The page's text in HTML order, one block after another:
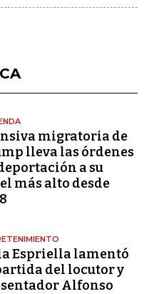
migratoria de
lleva las órdenes
a su
más alto desde
Espriella lamentó
del locutor y
Alfonso